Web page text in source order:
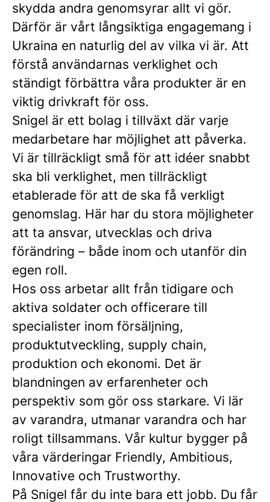
skydda andra genomsyrar allt vi gör.
Därför är vårt långsiktiga engagemang i
Ukraina en naturlig del av vilka vi är. Att
förstå användarnas verklighet och
ständigt förbättra våra produkter är en
viktig drivkraft för oss.
Snigel är ett bolag i tillväxt där varje
medarbetare har möjlighet att påverka.
Vi är tillräckligt små för att idéer snabbt
ska bli verklighet, men tillräckligt
etablerade för att de ska få verkligt
genomslag. Här har du stora möjligheter
att ta ansvar, utvecklas och driva
förändring – både inom och utanför din
egen roll.
Hos oss arbetar allt från tidigare och
aktiva soldater och officerare till
specialister inom försäljning,
produktutveckling, supply chain,
produktion och ekonomi. Det är
blandningen av erfarenheter och
perspektiv som gör oss starkare. Vi lär
av varandra, utmanar varandra och har
roligt tillsammans. Vår kultur bygger på
våra värderingar Friendly, Ambitious,
Innovative och Trustworthy.
På Snigel får du inte bara ett jobb. Du får